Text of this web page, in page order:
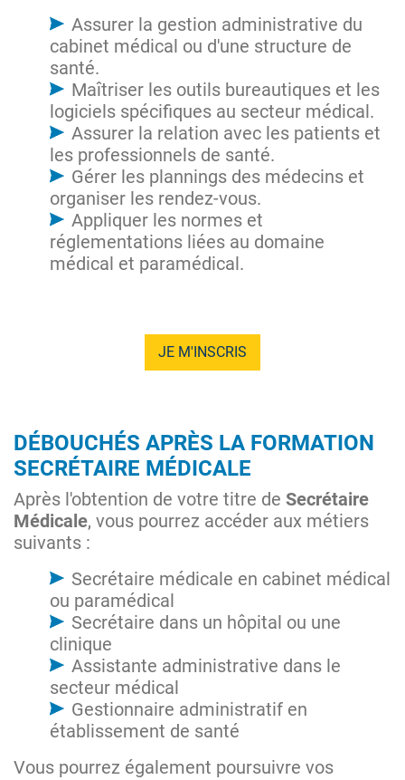
Assurer la gestion administrative du
cabinet médical ou d'une structure de
santé.
Maîtriser les outils bureautiques et les
logiciels spécifiques au secteur médical.
Assurer la relation avec les patients et
les professionnels de santé.
Gérer les plannings des médecins et
organiser les rendez-vous.
Appliquer les normes et
réglementations liées au domaine
médical et paramédical.
JE M'INSCRIS
DÉBOUCHÉS APRÈS LA FORMATION
SECRÉTAIRE MÉDICALE
Après l'obtention de votre titre de Secrétaire
Médicale, vous pourrez accéder aux métiers
suivants :
Secrétaire médicale en cabinet médical
ou paramédical
Secrétaire dans un hôpital ou une
clinique
Assistante administrative dans le
secteur médical
Gestionnaire administratif en
établissement de santé
Vous pourrez également poursuivre vos